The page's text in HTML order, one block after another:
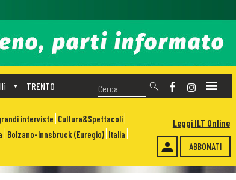
TRENTO
interviste Cultura&Spettacoli
Bolzano-Innsbruck (Euregio) Italia
ABBONATI
Leggi ILT Online